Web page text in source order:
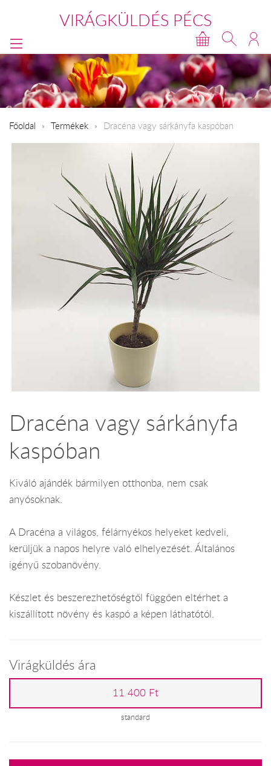
VIRÁGKÜLDÉS PÉCS
Főoldal Termékek Dracéna vagy sárkányfa kaspóban
Dracéna vagy sárkányfa
kaspóban
Kiváló ajándék bármilyen otthonba, nem csak
anyósoknak.
A Dracéna a világos, félárnyékos helyeket kedveli,
kerüljük a napos helyre való elhelyezését. Általános
igényű szobanövény.
Készlet és beszerezhetőségtől függően eltérhet a
kiszállított növény és kaspó a képen láthatótól.
Virágküldés ára
11 400 Ft
standard